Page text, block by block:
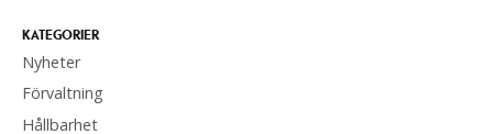
KATEGORIER
Nyheter
Förvaltning
Hållbarhet